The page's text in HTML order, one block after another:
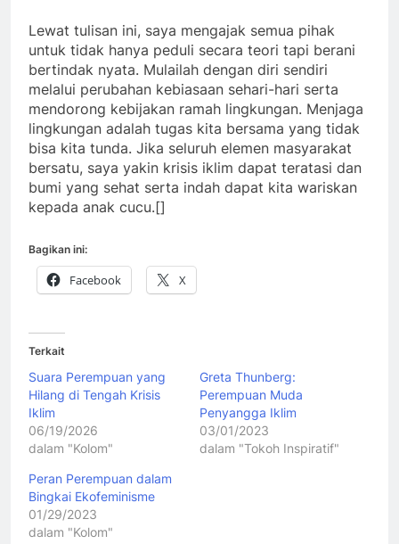
Lewat tulisan ini, saya mengajak semua pihak
untuk tidak hanya peduli secara teori tapi berani
bertindak nyata. Mulailah dengan diri sendiri
melalui perubahan kebiasaan sehari-hari serta
mendorong kebijakan ramah lingkungan. Menjaga
lingkungan adalah tugas kita bersama yang tidak
bisa kita tunda. Jika seluruh elemen masyarakat
bersatu, saya yakin krisis iklim dapat teratasi dan
bumi yang sehat serta indah dapat kita wariskan
kepada anak cucu.[]
Bagikan ini:
Facebook X
Terkait
Suara Perempuan yang
Hilang di Tengah Krisis
Iklim
06/19/2026
dalam "Kolom"
Greta Thunberg:
Perempuan Muda
Penyangga Iklim
03/01/2023
dalam "Tokoh Inspiratif"
Peran Perempuan dalam
Bingkai Ekofeminisme
01/29/2023
dalam "Kolom"